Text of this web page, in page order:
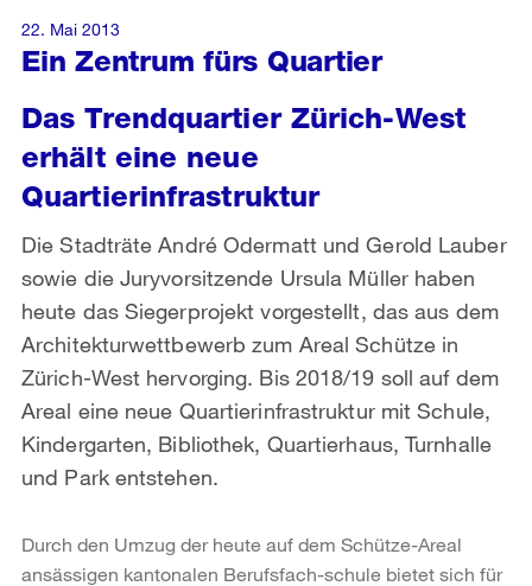
Ein Zentrum fürs Quartier
Das Trendquartier Zürich-West
erhält eine neue
Quartierinfrastruktur
Die Stadträte André Odermatt und Gerold Lauber
sowie die Juryvorsitzende Ursula Müller haben
heute das Siegerprojekt vorgestellt, das aus dem
Architekturwettbewerb zum Areal Schütze in
Zürich-West hervorging. Bis 2018/19 soll auf dem
Areal eine neue Quartierinfrastruktur mit Schule,
Kindergarten, Bibliothek, Quartierhaus, Turnhalle
und Park entstehen.
22. Mai 2013
Durch den Umzug der heute auf dem Schütze-Areal
ansässigen kantonalen Berufsfach-schule bietet sich für